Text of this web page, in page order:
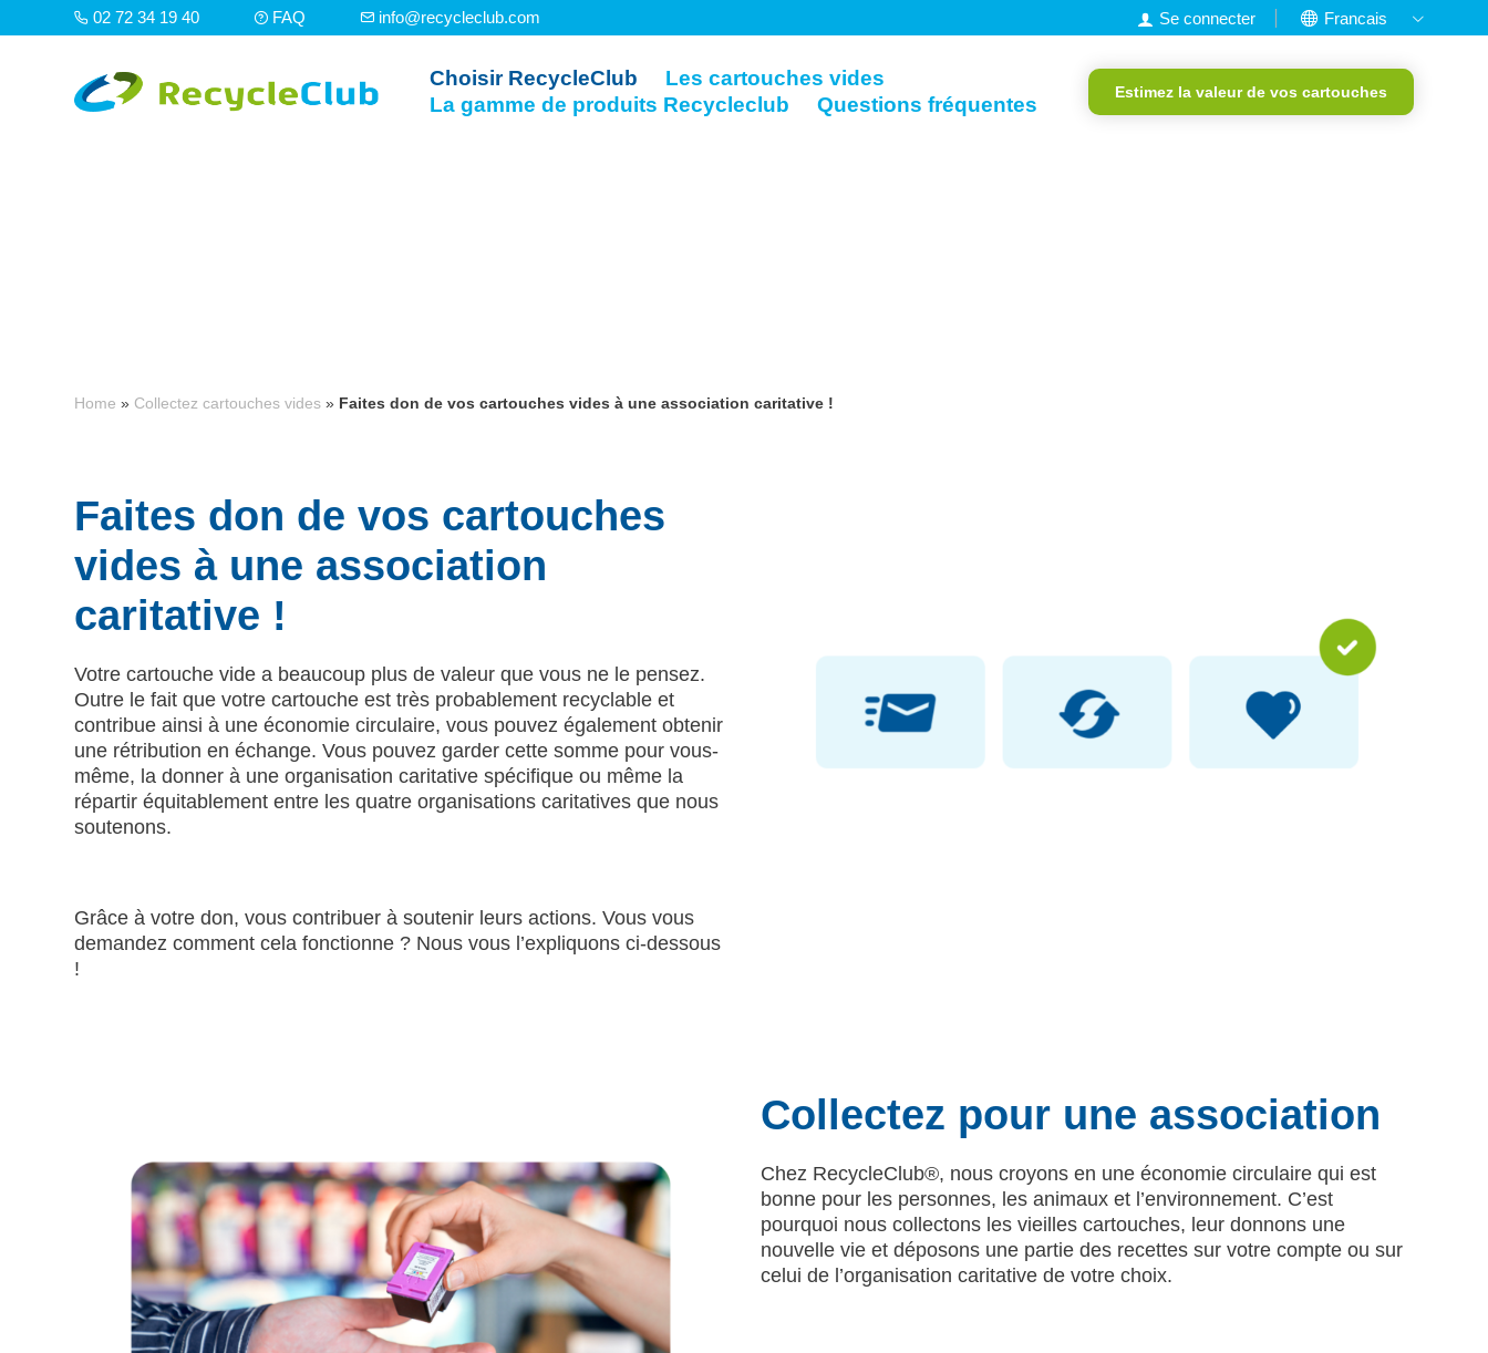
02 72 34 19 40 FAQ info@recycleclub.com Se connecter
Francais
English
Choisir RecycleClub
Les cartouches vides
La gamme de produits Recycleclub
Questions fréquentes
Estimez la valeur de vos cartouches
Home » Collectez cartouches vides » Faites don de vos cartouches vides à une association caritative !
Faites don de vos cartouches
vides à une association
caritative !
Votre cartouche vide a beaucoup plus de valeur que vous ne le pensez.
Outre le fait que votre cartouche est très probablement recyclable et
contribue ainsi à une économie circulaire, vous pouvez également obtenir
une rétribution en échange. Vous pouvez garder cette somme pour vous-
même, la donner à une organisation caritative spécifique ou même la
répartir équitablement entre les quatre organisations caritatives que nous
soutenons.
Grâce à votre don, vous contribuer à soutenir leurs actions. Vous vous
demandez comment cela fonctionne ? Nous vous l’expliquons ci-dessous
!
Collectez pour une association
Chez RecycleClub®, nous croyons en une économie circulaire qui est
bonne pour les personnes, les animaux et l’environnement. C’est
pourquoi nous collectons les vieilles cartouches, leur donnons une
nouvelle vie et déposons une partie des recettes sur votre compte ou sur
celui de l’organisation caritative de votre choix.